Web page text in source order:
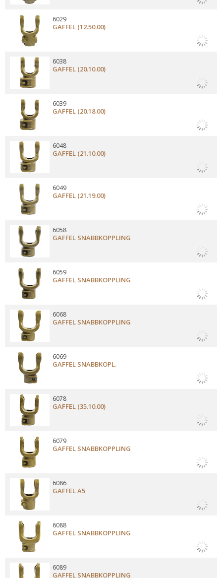
GAFFEL (12.50.00)
6029
GAFFEL (20.10.00)
6038
GAFFEL (20.18.00)
6039
GAFFEL (21.10.00)
6048
GAFFEL (21.19.00)
6049
GAFFEL SNABBKOPPLING
6058
GAFFEL SNABBKOPPLING
6059
GAFFEL SNABBKOPPLING
6068
GAFFEL SNABBKOPL.
6069
GAFFEL (35.10.00)
6078
GAFFEL SNABBKOPPLING
6079
GAFFEL A5
6086
GAFFEL SNABBKOPPLING
6088
GAFFEL SNABBKOPPLING
6089